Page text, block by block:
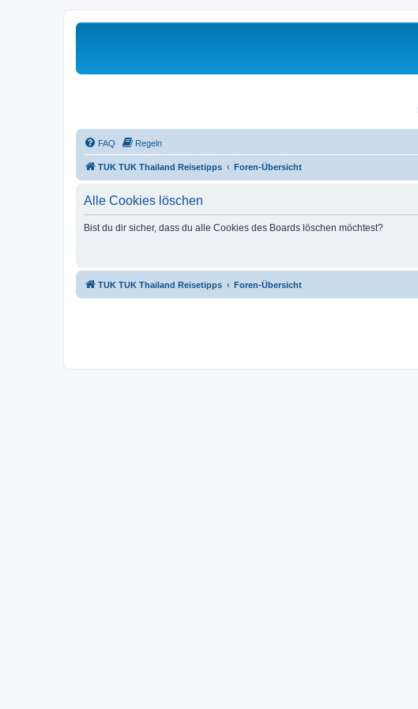
FAQ Regeln
TUK TUK Thailand Reisetipps Foren-Übersicht
Alle Cookies löschen
Bist du dir sicher, dass du alle Cookies des Boards löschen möchtest?
TUK TUK Thailand Reisetipps Foren-Übersicht